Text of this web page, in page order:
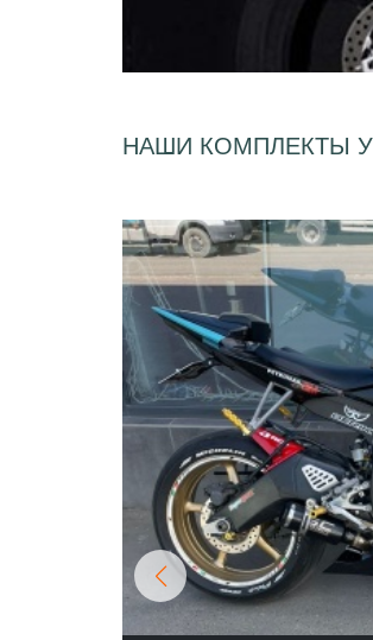
НАШИ КОМПЛЕКТЫ